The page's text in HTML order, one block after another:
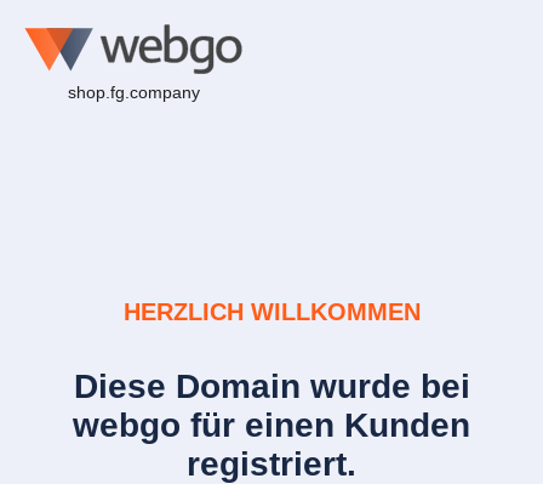
shop.fg.company
HERZLICH WILLKOMMEN
Diese Domain wurde bei
webgo für einen Kunden
registriert.